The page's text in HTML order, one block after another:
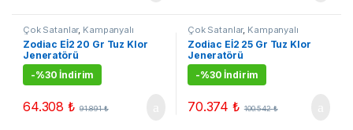
Çok Satanlar, Kampanyalı
Ürünler Tuz Klor Jenerarörleri
Zodiac Tuz Klor Jeneratörleri
Zodiac Eİ2 20 Gr Tuz Klor
Jeneratörü
-%30 İndirim
64.308₺ 91.891₺
Çok Satanlar, Kampanyalı
Ürünler Tuz Klor Jenerarörleri
Zodiac Tuz Klor Jeneratörleri
Zodiac Eİ2 25 Gr Tuz Klor
Jeneratörü
-%30 İndirim
70.374₺ 100.542₺